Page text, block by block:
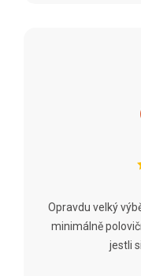
Opravdu velký
minimálně
jestli si